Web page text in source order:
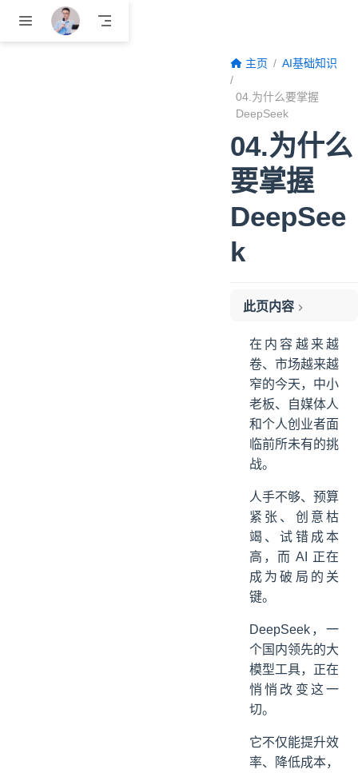
跳至主要內容
主页 AI基础知识
04.为什么要掌握
DeepSeek
04.为什么
要掌握
DeepSee
k
此页内容
二、产品调研也能用AI赋能，试错成本骤降
三、精准获客不再难，流量和变现双丰收
四、AI趋势不可逆，抓住窗口期才有红利
五、结语
在内容越来越
卷、市场越来越
窄的今天，中小
老板、自媒体人
和个人创业者面
临前所未有的挑
战。
人手不够、预算
紧张、创意枯
竭、试错成本
高，而 AI 正在
成为破局的关
键。
DeepSeek，一
个国内领先的大
模型工具，正在
悄悄改变这一
切。
它不仅能提升效
率、降低成本，